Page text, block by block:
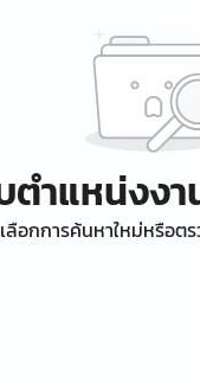
ตำแหน่งง
ลือกการค้นหาใหม่หรือต